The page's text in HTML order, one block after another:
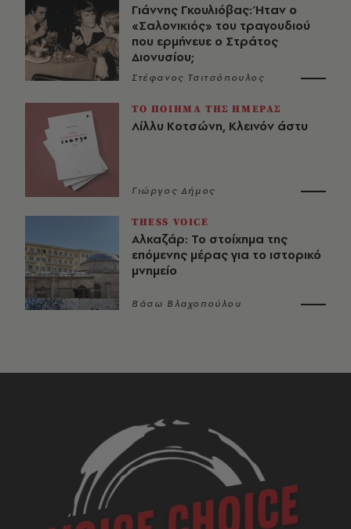
Γιάννης Γκουλιόβας: Ήταν ο
«Σαλονικιός» του τραγουδιού
που ερμήνευε ο Στράτος
Διονυσίου;
Στέφανος Τσιτσόπουλος
ΤΟ ΠΟΙΗΜΑ ΤΗΣ ΗΜΕΡΑΣ
Λίλλυ Κοτσώνη, Κλεινόν άστυ
Γιώργος Δήμος
THESS VOICE
Αλκαζάρ: Το στοίχημα της
επόμενης μέρας για το ιστορικό
μνημείο
Βάσω Βλαχοπούλου